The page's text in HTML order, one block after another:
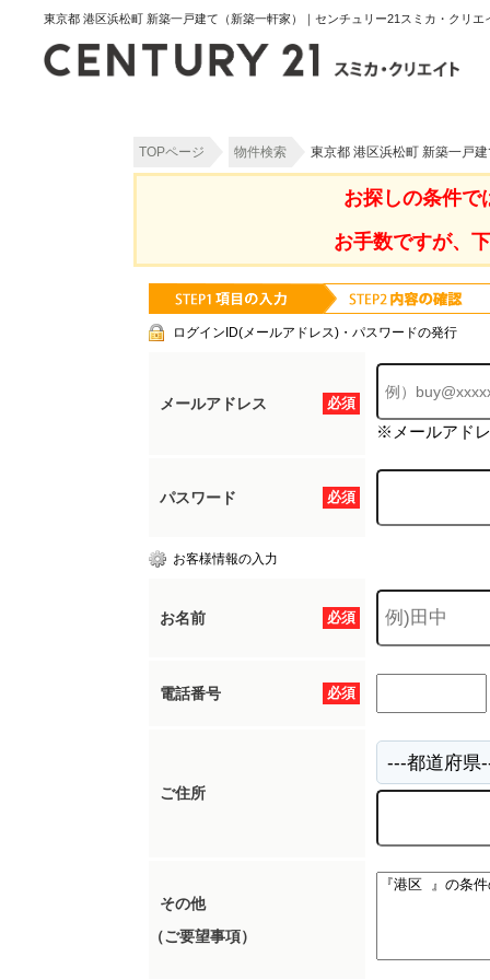
東京都 港区浜松町 新築一戸建て（新築一軒家）｜センチュリー21スミカ・クリエ
TOPページ 物件検索 東京都 港区浜松町 新築一戸
お探しの条件で
お手数ですが、
ログインID(メールアドレス)・パスワードの発行
必須
メールアドレス
※メールアド
必須
パスワード
お客様情報の入力
必須
お名前
必須
電話番号
ご住所
その他
（ご要望事項）